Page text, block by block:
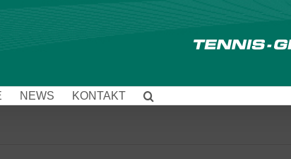
NEWS KONTAKT